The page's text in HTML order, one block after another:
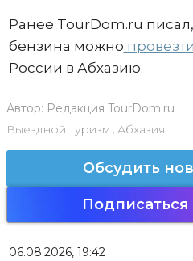
Ранее TourDom.ru
бензина можно провезти
России в Абхазию.
Автор: Редакция TourDom.ru
Выездной туризм , Абхазия
Обсудить
Подписаться
06.08.2026, 19:42